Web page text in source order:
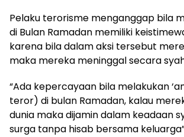
Pelaku terorisme menganggap bila
di Bulan Ramadan memiliki
karena bila dalam aksi tersebut
maka mereka meninggal secara
“Ada kepercayaan bila melakukan
teror) di bulan Ramadan, kalau
dunia maka dijamin dalam keadaan
surga tanpa hisab bersama